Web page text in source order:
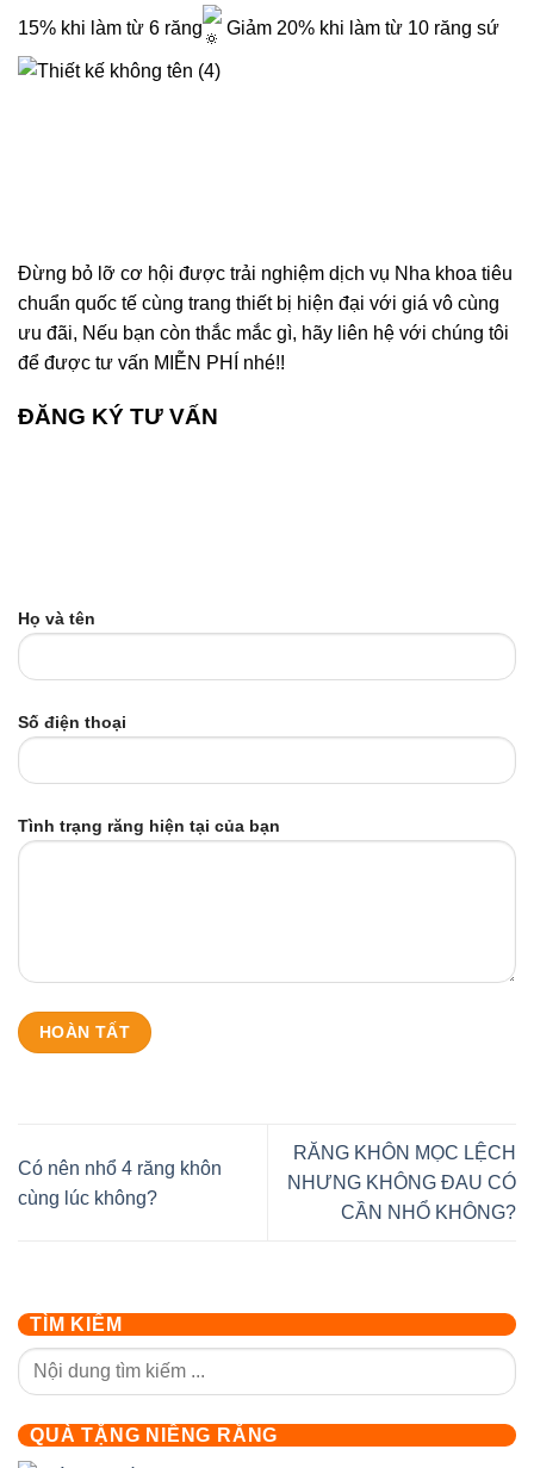
15% khi làm từ 6 răng Giảm 20% khi làm từ 10 răng sứ
Đừng bỏ lỡ cơ hội được trải nghiệm dịch vụ Nha khoa tiêu
chuẩn quốc tế cùng trang thiết bị hiện đại với giá vô cùng
ưu đãi, Nếu bạn còn thắc mắc gì, hãy liên hệ với chúng tôi
để được tư vấn MIỄN PHÍ nhé!!
ĐĂNG KÝ TƯ VẤN
Họ và tên
Số điện thoại
Tình trạng răng hiện tại của bạn
Có nên nhổ 4 răng khôn
cùng lúc không?
RĂNG KHÔN MỌC LỆCH
NHƯNG KHÔNG ĐAU CÓ
CẦN NHỔ KHÔNG?
TÌM KIẾM
QUÀ TẶNG NIỀNG RĂNG